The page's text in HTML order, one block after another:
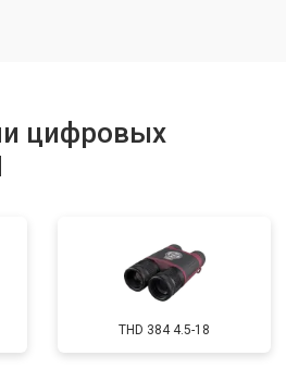
от 800 ₽ Заказать
от 1200 ₽ Заказать
цифровых
THD 384 4.5-18